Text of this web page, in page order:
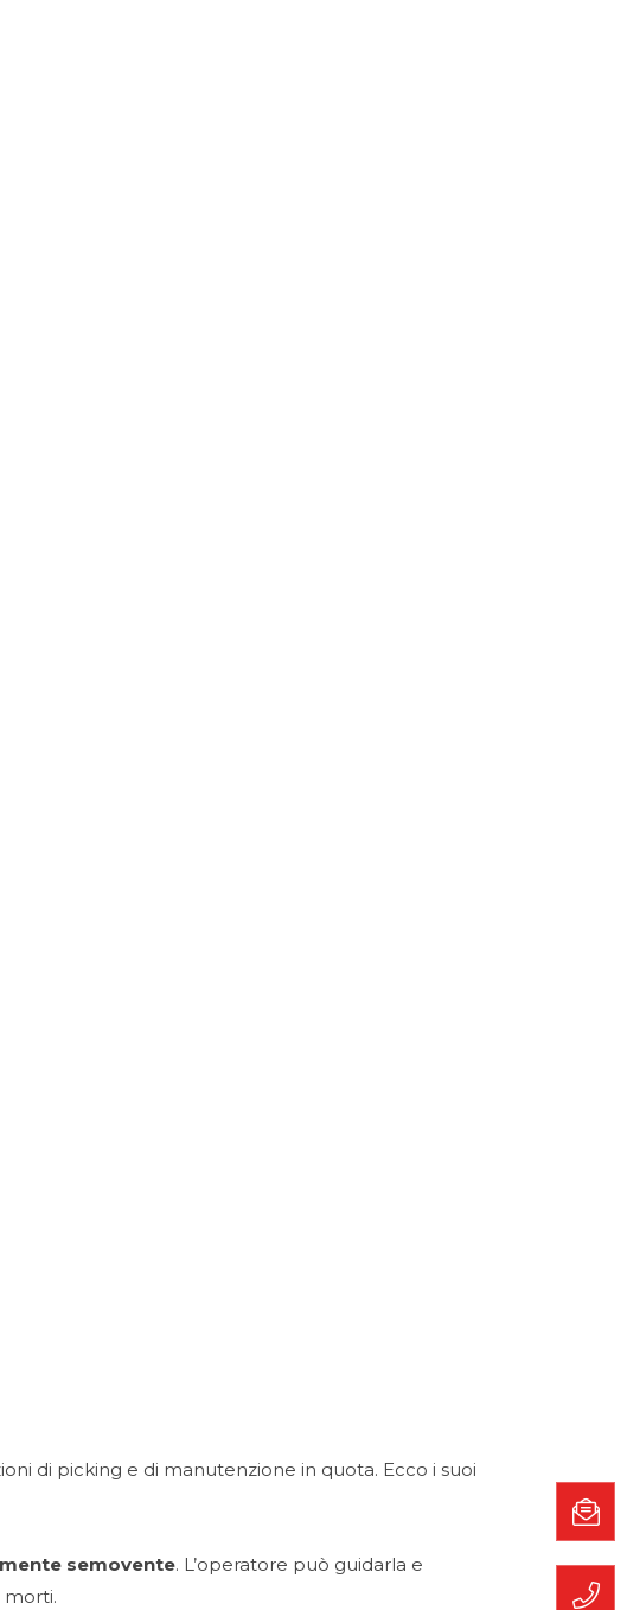
di picking e di manutenzione in quota. Ecco i suoi
semovente. L’operatore può guidarla e
morti.